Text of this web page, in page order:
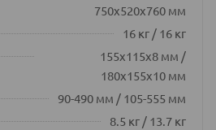
750х520х760 мм
16 кг / 16 кг
155х115х8 мм /
180х155х10 мм
90-490 мм / 105-555 мм
8.5 кг / 13.7 кг